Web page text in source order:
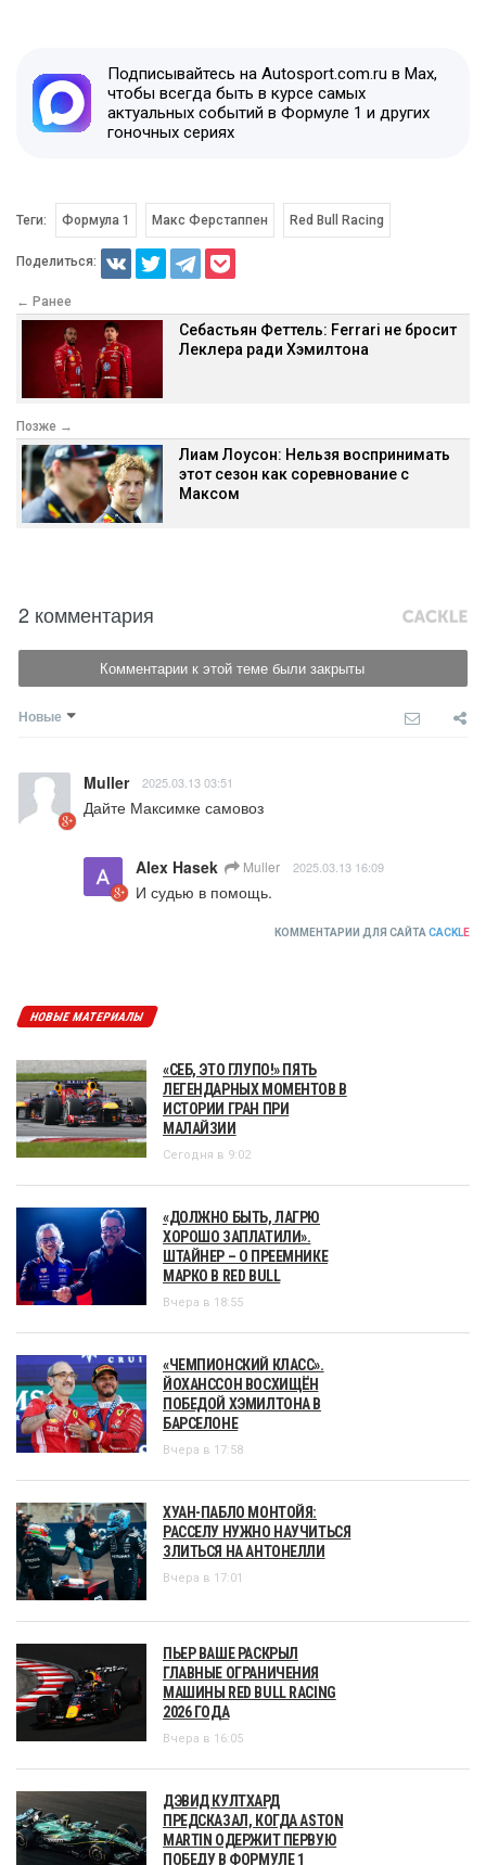
Подписывайтесь на Autosport.com.ru в Max,
чтобы всегда быть в курсе самых
актуальных событий в Формуле 1 и других
гоночных сериях
Теги: Формула 1 Макс Ферстаппен Red Bull Racing
Поделиться:
← Ранее
Себастьян Феттель: Ferrari не бросит
Леклера ради Хэмилтона
Позже →
Лиам Лоусон: Нельзя воспринимать
этот сезон как соревнование с
Максом
2 комментария
Комментарии к этой теме были закрыты
Новые
Muller 2025.03.13 03:51
Дайте Максимке самовоз
Alex Hasek Muller 2025.03.13 16:09
И судью в помощь.
КОММЕНТАРИИ ДЛЯ САЙТА CACKLE
НОВЫЕ МАТЕРИАЛЫ
«СЕБ, ЭТО ГЛУПО!» ПЯТЬ
ЛЕГЕНДАРНЫХ МОМЕНТОВ В
ИСТОРИИ ГРАН ПРИ
МАЛАЙЗИИ
Сегодня в 9:02
«ДОЛЖНО БЫТЬ, ЛАГРЮ
ХОРОШО ЗАПЛАТИЛИ».
ШТАЙНЕР – О ПРЕЕМНИКЕ
МАРКО В RED BULL
Вчера в 18:55
«ЧЕМПИОНСКИЙ КЛАСС».
ЙОХАНССОН ВОСХИЩЁН
ПОБЕДОЙ ХЭМИЛТОНА В
БАРСЕЛОНЕ
Вчера в 17:58
ХУАН-ПАБЛО МОНТОЙЯ:
РАССЕЛУ НУЖНО НАУЧИТЬСЯ
ЗЛИТЬСЯ НА АНТОНЕЛЛИ
Вчера в 17:01
ПЬЕР ВАШЕ РАСКРЫЛ
ГЛАВНЫЕ ОГРАНИЧЕНИЯ
МАШИНЫ RED BULL RACING
2026 ГОДА
Вчера в 16:05
ДЭВИД КУЛТХАРД
ПРЕДСКАЗАЛ, КОГДА ASTON
MARTIN ОДЕРЖИТ ПЕРВУЮ
ПОБЕДУ В ФОРМУЛЕ 1